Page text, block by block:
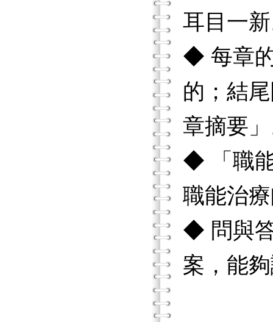
耳目一
◆ 每章
的；結
章摘要
◆ 「職
職能治
◆ 問與
案，能